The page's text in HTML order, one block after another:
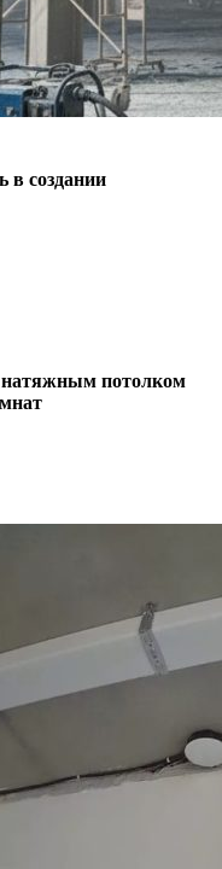
в создании
потолком